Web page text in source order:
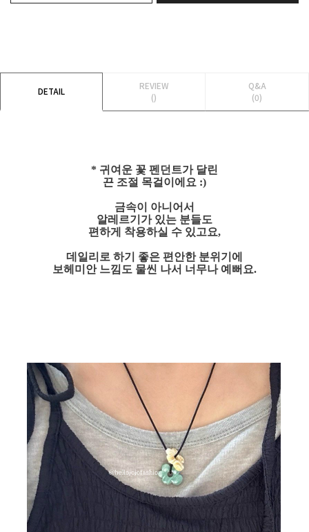
DETAIL
REVIEW
()
Q&A
(0)
* 귀여운 꽃 펜던트가 달린
끈 조절 목걸이에요 :)
금속이 아니어서
알레르기가 있는 분들도
편하게 착용하실 수 있고요,
데일리로 하기 좋은 편안한 분위기에
보헤미안 느낌도 물씬 나서 너무나 예뻐요.